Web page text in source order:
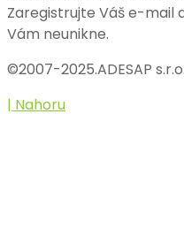
Zaregistrujte Váš e-mail
Vám neunikne.
©2007-2025.ADESAP
| Nahoru